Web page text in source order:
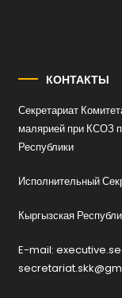
КОНТАКТЫ
Секретариат
малярией при КСОЗ
Республики
Исполнительный
Кыргызская
E-mail: